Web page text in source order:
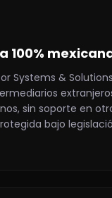
100%
Systems & Solutions
sin soporte en
bajo